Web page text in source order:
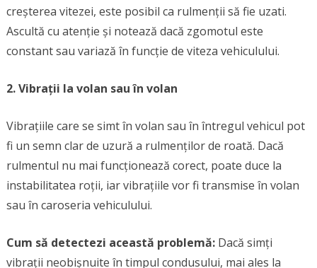
creșterea vitezei, este posibil ca rulmenții să fie uzati.
Ascultă cu atenție și notează dacă zgomotul este
constant sau variază în funcție de viteza vehiculului.
2. Vibrații la volan sau în volan
Vibrațiile care se simt în volan sau în întregul vehicul pot
fi un semn clar de uzură a rulmenților de roată. Dacă
rulmentul nu mai funcționează corect, poate duce la
instabilitatea roții, iar vibrațiile vor fi transmise în volan
sau în caroseria vehiculului.
Cum să detectezi această problemă:Dacă simți
vibrații neobișnuite în timpul condusului, mai ales la